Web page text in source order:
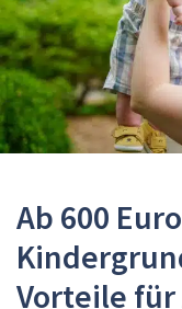
Ab 600
Vorteile